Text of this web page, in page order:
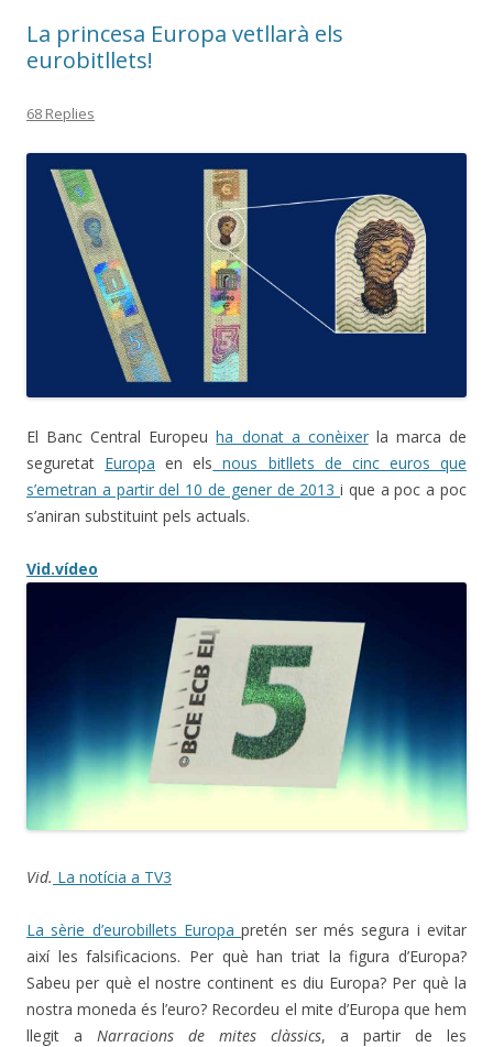
La princesa Europa vetllarà els
eurobitllets!
68 Replies
El Banc Central Europeuha donat a conèixerla marca de
seguretat Europa en els nous bitllets de cinc euros que
s’emetran a partir del 10 de gener de 2013i que a poc a poc
s’aniran substituint pels actuals.
Vid.vídeo
Vid. La notícia a TV3
La sèrie d’eurobillets Europapretén ser més segura i evitar
així les falsificacions. Per què han triat la figura d’Europa?
Sabeu per què el nostre continent es diu Europa? Per què la
nostra moneda és l’euro? Recordeu el mite d’Europa que hem
llegit a Narracions de mites clàssics, a partir de les